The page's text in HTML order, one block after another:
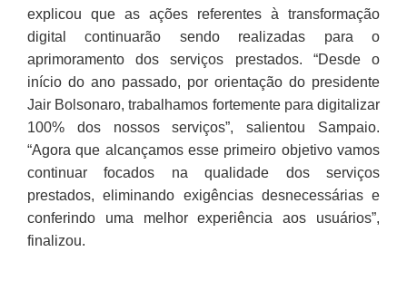
explicou que as ações referentes à transformação
digital continuarão sendo realizadas para o
aprimoramento dos serviços prestados. “Desde o
início do ano passado, por orientação do presidente
Jair Bolsonaro, trabalhamos fortemente para digitalizar
100% dos nossos serviços”, salientou Sampaio.
“Agora que alcançamos esse primeiro objetivo vamos
continuar focados na qualidade dos serviços
prestados, eliminando exigências desnecessárias e
conferindo uma melhor experiência aos usuários”,
finalizou.